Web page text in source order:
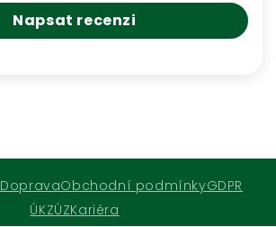
Napsat recenzi
DopravaObchodní podmínkyGDPR
ÚKZÚZKariéra